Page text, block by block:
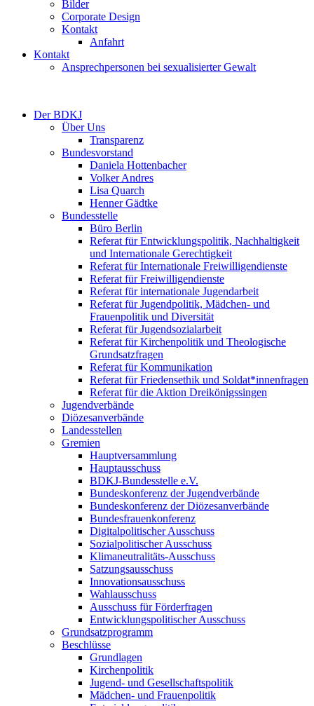
Bilder
Corporate Design
Kontakt
Anfahrt
Kontakt
Ansprechpersonen bei sexualisierter Gewalt
Der BDKJ
Über Uns
Transparenz
Bundesvorstand
Daniela Hottenbacher
Volker Andres
Lisa Quarch
Henner Gädtke
Bundesstelle
Büro Berlin
Referat für Entwicklungspolitik, Nachhaltigkeit
und Internationale Gerechtigkeit
Referat für Internationale Freiwilligendienste
Referat für Freiwilligendienste
Referat für internationale Jugendarbeit
Referat für Jugendpolitik, Mädchen- und
Frauenpolitik und Diversität
Referat für Jugendsozialarbeit
Referat für Kirchenpolitik und Theologische
Grundsatzfragen
Referat für Kommunikation
Referat für Friedensethik und Soldat*innenfragen
Referat für die Aktion Dreikönigssingen
Jugendverbände
Diözesanverbände
Landesstellen
Gremien
Hauptversammlung
Hauptausschuss
BDKJ-Bundesstelle e.V.
Bundeskonferenz der Jugendverbände
Bundeskonferenz der Diözesanverbände
Bundesfrauenkonferenz
Digitalpolitischer Ausschuss
Sozialpolitischer Ausschuss
Klimaneutralitäts-Ausschuss
Satzungsausschuss
Innovationsausschuss
Wahlausschuss
Ausschuss für Förderfragen
Entwicklungspolitischer Ausschuss
Grundsatzprogramm
Beschlüsse
Grundlagen
Kirchenpolitik
Jugend- und Gesellschaftspolitik
Mädchen- und Frauenpolitik